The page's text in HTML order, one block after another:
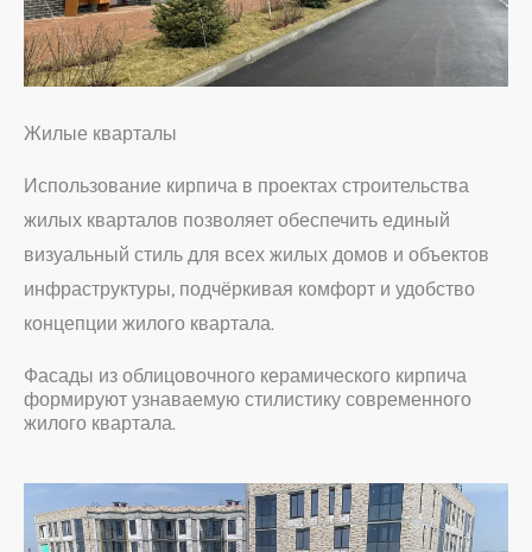
Жилые кварталы
Использование кирпича в проектах строительства
жилых кварталов позволяет обеспечить единый
визуальный стиль для всех жилых домов и объектов
инфраструктуры, подчёркивая комфорт и удобство
концепции жилого квартала.
Фасады из облицовочного керамического кирпича
формируют узнаваемую стилистику современного
жилого квартала.